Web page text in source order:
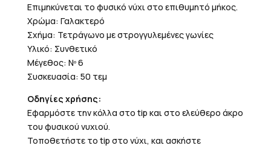
Επιμηκύνεται το φυσικό νύχι στο επιθυμητό μήκος.
Χρώμα: Γαλακτερό
Σχήμα: Τετράγωνο με στρογγυλεμένες γωνίες
Υλικό: Συνθετικό
Μέγεθος: Nº 6
Συσκευασία: 50 τεμ
Οδηγίες χρήσης:
Εφαρμόστε την κόλλα στο tip και στο ελεύθερο άκρο
του φυσικού νυχιού.
Τοποθετήστε το tip στο νύχι, και ασκήστε